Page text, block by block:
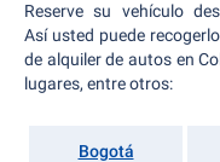
Reserve su vehículo
Así usted puede
de alquiler de autos en
lugares, entre otros:
Bogotá